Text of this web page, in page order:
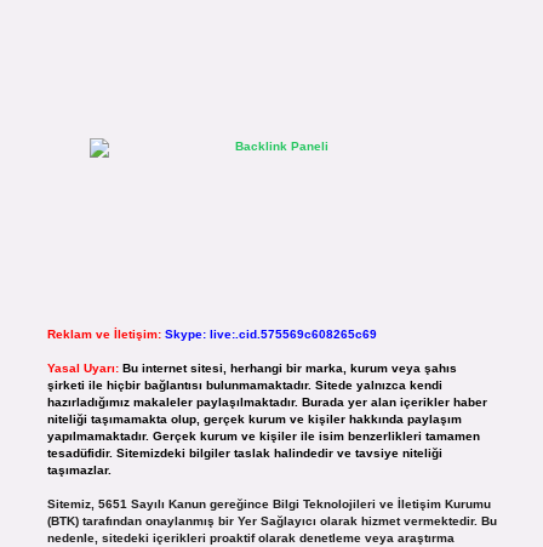
Reklam ve İletişim: Skype: live:.cid.575569c608265c69
Yasal Uyarı: Bu internet sitesi, herhangi bir marka, kurum veya şahıs
şirketi ile hiçbir bağlantısı bulunmamaktadır. Sitede yalnızca kendi
hazırladığımız makaleler paylaşılmaktadır. Burada yer alan içerikler haber
niteliği taşımamakta olup, gerçek kurum ve kişiler hakkında paylaşım
yapılmamaktadır. Gerçek kurum ve kişiler ile isim benzerlikleri tamamen
tesadüfidir. Sitemizdeki bilgiler taslak halindedir ve tavsiye niteliği
taşımazlar.
Sitemiz, 5651 Sayılı Kanun gereğince Bilgi Teknolojileri ve İletişim Kurumu
(BTK) tarafından onaylanmış bir Yer Sağlayıcı olarak hizmet vermektedir. Bu
nedenle, sitedeki içerikleri proaktif olarak denetleme veya araştırma